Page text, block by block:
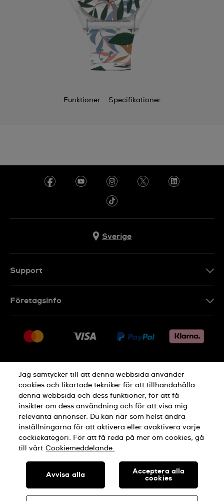
Funktioner Specifikationer
Sverige
Support
Returer
Försäljningsvillkor
Ångra köp
Företagsinfo
Jobs
Integritetspolicy Cookie Notice
Allmänna Villkor
TILLVERKAD I SCHWEIZ
© SWATCH AG 2026. ALL RIGHTS RESERVED: SWISS WATCHES
Jag samtycker till att denna webbsida använder
cookies och likartade tekniker för att tillhandahålla
denna webbsida och dess funktioner, för att få
insikter om dess användning och för att visa mig
relevanta annonser. Du kan när som helst ändra
inställningarna för att aktivera eller avaktivera varje
cockiekategori. För att få reda på mer om cookies, gå
till vårt Cookiemeddelande.
Avvisa alla
Acceptera alla
cookies